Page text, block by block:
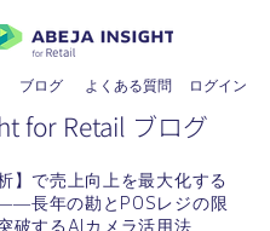
ブログ よくある質問 ​ログイン
for Retail ブログ
】で売上向上を最大化する
長年の勘とPOSレジの限
破するAIカメラ活用法